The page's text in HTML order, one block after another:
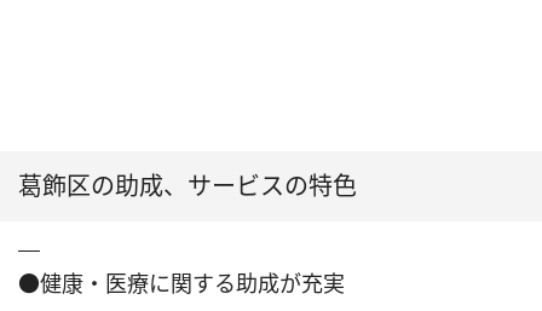
葛飾区の助成、サービスの特色
●健康・医療に関する助成が充実